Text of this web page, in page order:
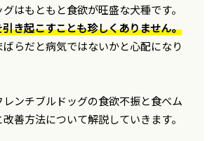
はもともと食欲が旺盛な犬種です。
き起こすことも珍しくありません。
らだと病気ではないかと心配になり
ンチブルドッグの食欲不振と食べム
善方法について解説していきます。